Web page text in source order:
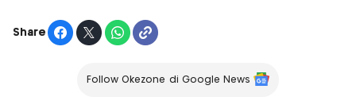
Share
Follow Okezone di Google News